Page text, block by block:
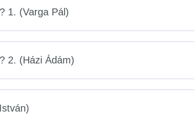
1. (Varga Pál)
2. (Házi Ádám)